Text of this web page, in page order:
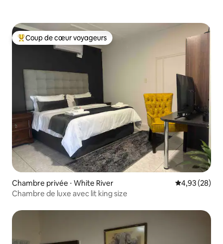
Coups de cœur voyageurs les plus appréciés
Coup de cœur voyageurs
Chambre privée ⋅ White River Évaluation
4,93 (28)
Chambre de luxe avec lit king size